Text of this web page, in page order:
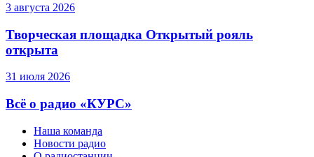
3 августа 2026
Творческая площадка Открытый рояль
открыта
31 июля 2026
Всё о радио «КУРС»
Наша команда
Новости радио